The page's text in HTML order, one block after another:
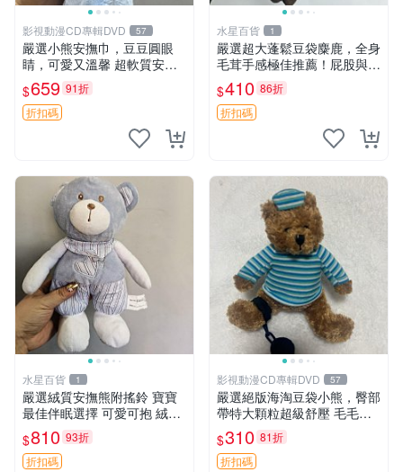
影視動漫CD專輯DVD 57
嚴選小熊安撫巾，豆豆圓眼
睛，可愛又溫馨 超軟質安撫
巾，豆豆設計，哄睡好幫手
約克豆豆眼安撫巾 數碼豆豆
眼
$659 91折
折扣碼
水星百貨 1
嚴選超大蓬鬆豆袋麋鹿，全身
毛茸手感極佳推薦！屁股與四
肢填充均勻，適合收藏與孩童
共賞。 麋鹿 豆袋 毛茸玩具
$410 86折
折扣碼
水星百貨 1
嚴選絨質安撫熊附搖鈴 寶寶
最佳伴眠選擇 可愛可抱 絨毛
玩具 安撫熊 嬰兒用
$810 93折
折扣碼
影視動漫CD專輯DVD 57
嚴選絕版海淘豆袋小熊，臀部
帶特大顆粒超級舒壓 毛毛摸
起來格外順滑適合收藏 100%
棉質 豆袋枕 豆袋、抱枕、小
熊
$310 81折
折扣碼